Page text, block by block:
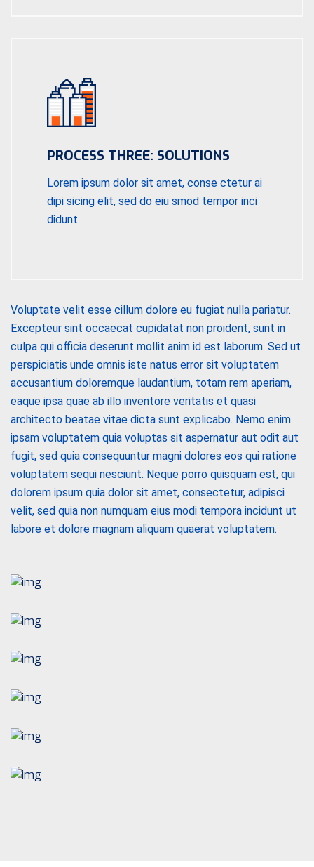
PROCESS THREE: SOLUTIONS
Lorem ipsum dolor sit amet, conse ctetur ai
dipi sicing elit, sed do eiu smod tempor inci
didunt.
Voluptate velit esse cillum dolore eu fugiat nulla pariatur.
Excepteur sint occaecat cupidatat non proident, sunt in
culpa qui officia deserunt mollit anim id est laborum. Sed ut
perspiciatis unde omnis iste natus error sit voluptatem
accusantium doloremque laudantium, totam rem aperiam,
eaque ipsa quae ab illo inventore veritatis et quasi
architecto beatae vitae dicta sunt explicabo. Nemo enim
ipsam voluptatem quia voluptas sit aspernatur aut odit aut
fugit, sed quia consequuntur magni dolores eos qui ratione
voluptatem sequi nesciunt. Neque porro quisquam est, qui
dolorem ipsum quia dolor sit amet, consectetur, adipisci
velit, sed quia non numquam eius modi tempora incidunt ut
labore et dolore magnam aliquam quaerat voluptatem.